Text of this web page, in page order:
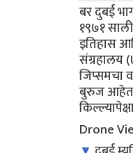
बर दुबई
१९७१
इतिहास
संग्रहालय
जिप्समचा
बुरुज आहेत.
Drone